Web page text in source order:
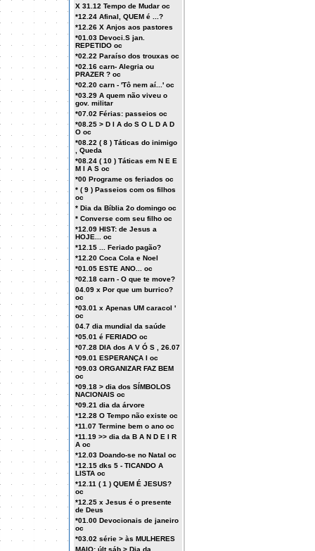
X 31.12 Tempo de Mudar oc
*12.24 Afinal, QUEM é ...?
*12.26 X Anjos aos pastores
*01.03 Devoci.S jan.
REPETIDO oc
*02.22 Paraíso dos trouxas oc
*02.16 carn- Alegria ou
PRAZER ? oc
*02.20 carn - 'Tô nem aí...' oc
*03.29 A quem não viveu o
gov. militar
*07.02 Férias: passeios oc
*08.25 > D I A do S O L D A D
O oc
*08.22 ( 8 ) Táticas do inimigo
, Queda
*08.24 ( 10 ) Táticas em N E E
M I A S oc
*00 Programe os feriados oc
* ( 9 ) Passeios com os filhos
oc
* Dia da Bíblia 2o domingo oc
* Converse com seu filho oc
*12.09 HIST: de Jesus a
HOJE... oc
*12.15 ... Feriado pagão?
*12.20 Coca Cola e Noel
*01.05 ESTE ANO... oc
*02.18 carn - O que te move?
04.09 x Por que um burrico?
oc
*03.01 x Apenas UM caracol '
oc
04.7 dia mundial da saúde
*05.01 é FERIADO oc
*07.28 DIA dos A V Ó S , 26.07
*09.01 ESPERANÇA I oc
*09.03 ORGANIZAR FAZ BEM
oc
*09.18 > dia dos SÍMBOLOS
NACIONAIS oc
*09.21 dia da árvore
*12.28 O Tempo não existe oc
*11.07 Termine bem o ano oc
*11.19 >> dia da B A N D E I R
A oc
*12.03 Doando-se no Natal oc
*12.15 dks 5 - TICANDO A
LISTA oc
*12.11 ( 1 ) QUEM É JESUS?
oc
*12.25 x Jesus é o presente
de Deus
*01.00 Devocionais de janeiro
oc
*03.02 série > às MULHERES
MAIO: últ sáb > Dia da